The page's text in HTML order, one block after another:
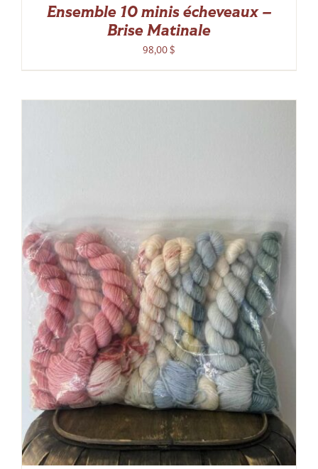
Ensemble 10 minis écheveaux –
Brise Matinale
98,00$